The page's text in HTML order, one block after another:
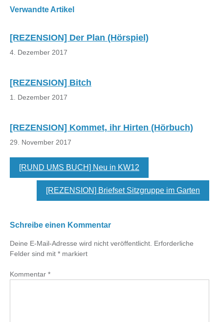
Verwandte Artikel
[REZENSION] Der Plan (Hörspiel)
4. Dezember 2017
[REZENSION] Bitch
1. Dezember 2017
[REZENSION] Kommet, ihr Hirten (Hörbuch)
29. November 2017
Beitragsnavigation
[RUND UMS BUCH] Neu in KW12
[REZENSION] Briefset Sitzgruppe im Garten
Schreibe einen Kommentar
Deine E-Mail-Adresse wird nicht veröffentlicht. Erforderliche
Felder sind mit * markiert
Kommentar *